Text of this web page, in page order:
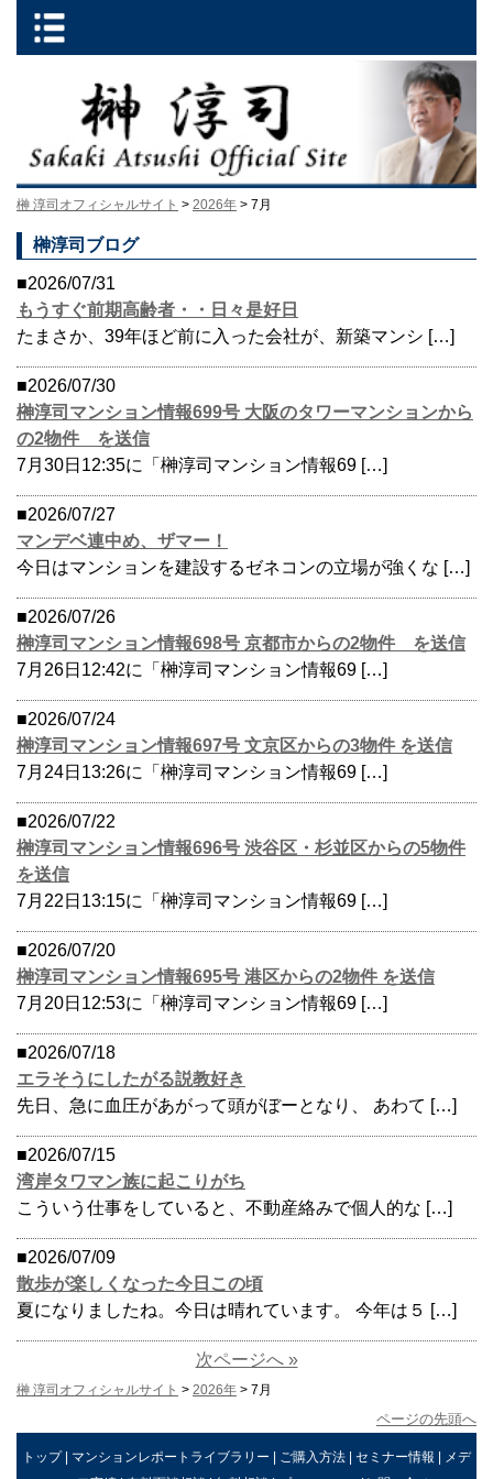
榊 淳司オフィシャルサイト > 2026年 > 7月
榊淳司ブログ
■2026/07/31
もうすぐ前期高齢者・・日々是好日
たまさか、39年ほど前に入った会社が、新築マンシ […]
■2026/07/30
榊淳司マンション情報699号 大阪のタワーマンションから
の2物件 を送信
7月30日12:35に「榊淳司マンション情報69 […]
■2026/07/27
マンデベ連中め、ザマー！
今日はマンションを建設するゼネコンの立場が強くな […]
■2026/07/26
榊淳司マンション情報698号 京都市からの2物件 を送信
7月26日12:42に「榊淳司マンション情報69 […]
■2026/07/24
榊淳司マンション情報697号 文京区からの3物件 を送信
7月24日13:26に「榊淳司マンション情報69 […]
■2026/07/22
榊淳司マンション情報696号 渋谷区・杉並区からの5物件
を送信
7月22日13:15に「榊淳司マンション情報69 […]
■2026/07/20
榊淳司マンション情報695号 港区からの2物件 を送信
7月20日12:53に「榊淳司マンション情報69 […]
■2026/07/18
エラそうにしたがる説教好き
先日、急に血圧があがって頭がぼーとなり、 あわて […]
■2026/07/15
湾岸タワマン族に起こりがち
こういう仕事をしていると、不動産絡みで個人的な […]
■2026/07/09
散歩が楽しくなった今日この頃
夏になりましたね。今日は晴れています。 今年は５ […]
次ページへ »
榊 淳司オフィシャルサイト > 2026年 > 7月
ページの先頭へ
トップ| マンションレポートライブラリー | ご購入方法 | セミナー情報 | メデ